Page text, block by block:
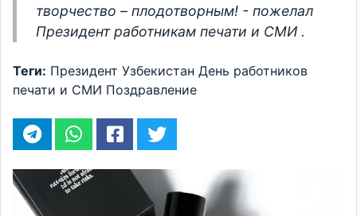
творчество – плодотворным! - пожелал
Президент работникам печати и СМИ .
Теги: Президент Узбекистан День работников
печати и СМИ Поздравление